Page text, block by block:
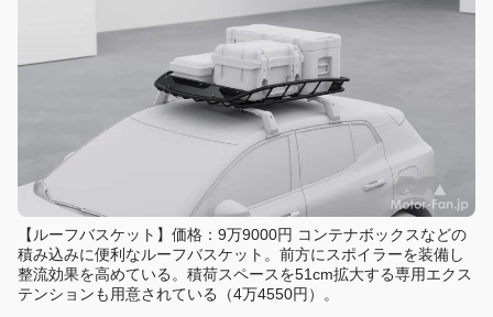
【ルーフバスケット】価格：9万9000円 コンテナボックスなどの
積み込みに便利なルーフバスケット。前方にスポイラーを装備し
整流効果を高めている。積荷スペースを51cm拡大する専用エクス
テンションも用意されている（4万4550円）。